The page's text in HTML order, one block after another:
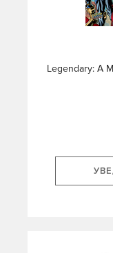
Legendary: A